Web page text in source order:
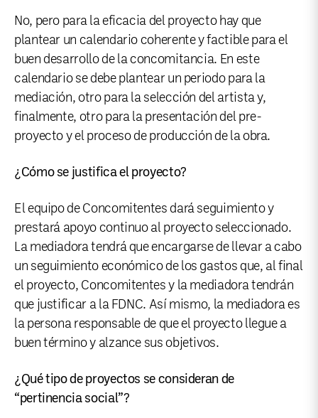
No, pero para la eficacia del proyecto hay que
plantear un calendario coherente y factible para el
buen desarrollo de la concomitancia. En este
calendario se debe plantear un periodo para la
mediación, otro para la selección del artista y,
finalmente, otro para la presentación del pre-
proyecto y el proceso de producción de la obra.
¿Cómo se justifica el proyecto?
El equipo de Concomitentes dará seguimiento y
prestará apoyo continuo al proyecto seleccionado.
La mediadora tendrá que encargarse de llevar a cabo
un seguimiento económico de los gastos que, al final
el proyecto, Concomitentes y la mediadora tendrán
que justificar a la FDNC. Así mismo, la mediadora es
la persona responsable de que el proyecto llegue a
buen término y alzance sus objetivos.
¿Qué tipo de proyectos se consideran de
“pertinencia social”?